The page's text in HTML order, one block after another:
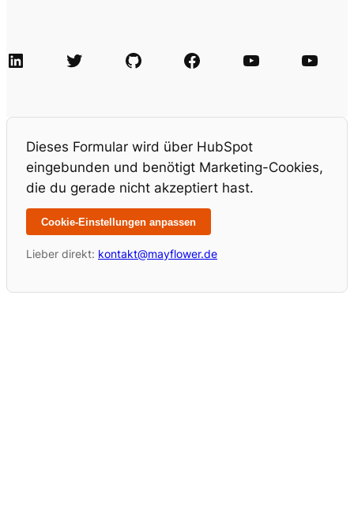
LinkedIn Twitter GitHub Facebook Agile Videos Tech-Videos
Dieses Formular wird über HubSpot
eingebunden und benötigt Marketing-Cookies,
die du gerade nicht akzeptiert hast.
Cookie-Einstellungen anpassen
Lieber direkt: kontakt@mayflower.de